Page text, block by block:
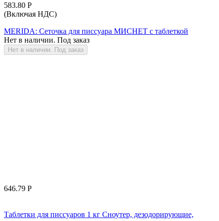
583.80 Р
(Включая НДС)
MERIDA: Сеточка для писсуара МИСНЕТ с таблеткой
Нет в наличии. Под заказ
Нет в наличии. Под заказ
646.79 Р
Таблетки для писсуаров 1 кг Сноутер, дезодорирующие,